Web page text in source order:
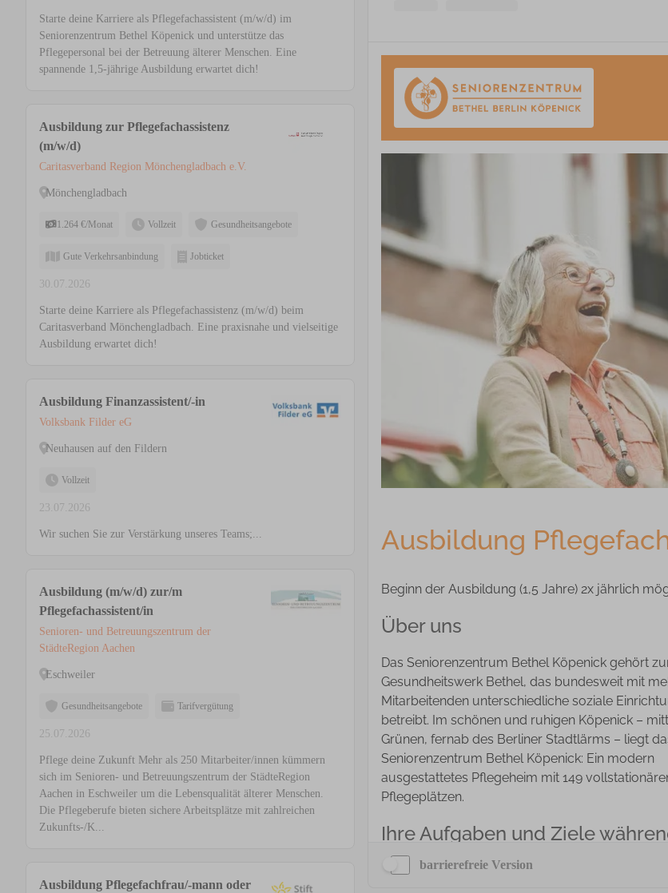
Starte deine Karriere als Pflegefachassistent (m/w/d) im
Seniorenzentrum Bethel Köpenick und unterstütze das
Pflegepersonal bei der Betreuung älterer Menschen. Eine
spannende 1,5-jährige Ausbildung erwartet dich!
Ausbildung zur Pflegefachassistenz
(m/w/d)
Caritasverband Region Mönchengladbach e.V.
Mönchengladbach
1.264 €/Monat Vollzeit Gesundheitsangebote
Gute Verkehrsanbindung Jobticket
30.07.2026
Starte deine Karriere als Pflegefachassistenz (m/w/d) beim
Caritasverband Mönchengladbach. Eine praxisnahe und vielseitige
Ausbildung erwartet dich!
Ausbildung Finanzassistent/-in
Volksbank Filder eG
Neuhausen auf den Fildern
Vollzeit
23.07.2026
Wir suchen Sie zur Verstärkung unseres Teams;...
Ausbildung (m/w/d) zur/m
Pflegefachassistent/in
Senioren- und Betreuungszentrum der
StädteRegion Aachen
Eschweiler
Gesundheitsangebote Tarifvergütung
25.07.2026
Pflege deine Zukunft Mehr als 250 Mitarbeiter/innen kümmern
sich im Senioren- und Betreuungszentrum der StädteRegion
Aachen in Eschweiler um die Lebensqualität älterer Menschen.
Die Pflegeberufe bieten sichere Arbeitsplätze mit zahlreichen
Zukunfts-/K...
Ausbildung Pflegefachfrau/-mann oder
barrierefreie Version